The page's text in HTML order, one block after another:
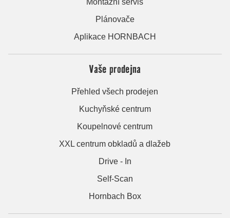
Plánovače
Aplikace HORNBACH
Vaše prodejna
Přehled všech prodejen
Kuchyňské centrum
Koupelnové centrum
XXL centrum obkladů a dlažeb
Drive - In
Self-Scan
Hornbach Box